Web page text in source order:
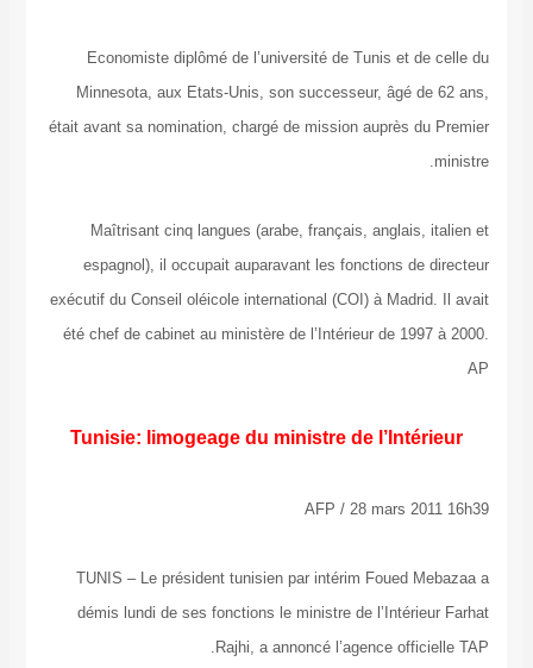
Economiste diplômé de l’université de Tunis et
Minnesota, aux Etats-Unis, son successeur, âgé
était avant sa nomination, chargé de mission auprès
Maîtrisant cinq langues (arabe, français,
espagnol), il occupait auparavant les fonctions
exécutif du Conseil oléicole international (COI) à
été chef de cabinet au ministère de l’Intérieur de
Tunisie: limogeage du ministre de
AFP / 28 mars
TUNIS – Le président tunisien par intérim Foued
démis lundi de ses fonctions le ministre de
Rajhi, a annoncé l’agence